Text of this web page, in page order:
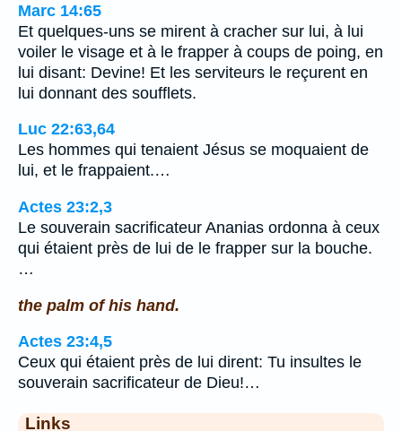
Marc 14:65
Et quelques-uns se mirent à cracher sur lui, à lui
voiler le visage et à le frapper à coups de poing, en
lui disant: Devine! Et les serviteurs le reçurent en
lui donnant des soufflets.
Luc 22:63,64
Les hommes qui tenaient Jésus se moquaient de
lui, et le frappaient.…
Actes 23:2,3
Le souverain sacrificateur Ananias ordonna à ceux
qui étaient près de lui de le frapper sur la bouche.
…
the palm of his hand.
Actes 23:4,5
Ceux qui étaient près de lui dirent: Tu insultes le
souverain sacrificateur de Dieu!…
Links